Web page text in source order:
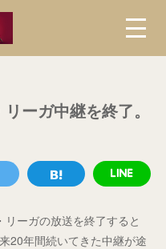
ーガ中継を終了。
ーガの放送を終了すると
20年間続いてきた中継が途